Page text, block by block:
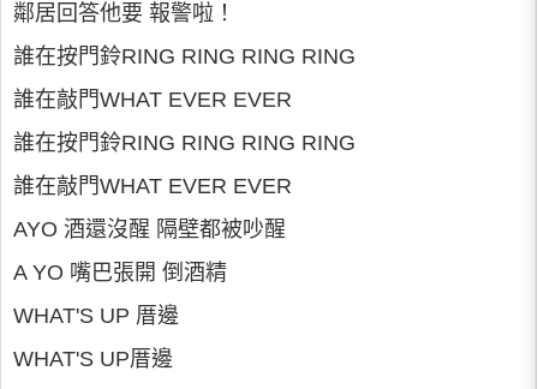
鄰居回答他要 報警啦！
誰在按門鈴RING RING RING RING
誰在敲門WHAT EVER EVER
誰在按門鈴RING RING RING RING
誰在敲門WHAT EVER EVER
AYO 酒還沒醒 隔壁都被吵醒
A YO 嘴巴張開 倒酒精
WHAT'S UP 厝邊
WHAT'S UP厝邊